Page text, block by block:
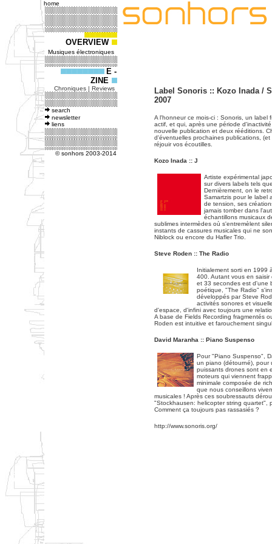
home
OVERVIEW
Musiques électroniques
E -
ZINE
Chroniques | Reviews
search
newsletter
liens
© sonhors 2003-2014
Label Sonoris :: Kozo Inada /
2007
A l'honneur ce mois-ci : Sonoris, un
actif, et qui, après une période
nouvelle publication et deux rééditions.
d'éventuelles prochaines publications,
réjouir vos écoutilles.
Kozo Inada :: J
Artiste expérimental
sur divers labels tels
Dernièrement, on le
Samartzis pour le label
de tension, ses
jamais tomber dans
échantillons musicaux
sublimes intermèdes où s'entremèlent
instants de cassures musicales qui ne
Niblock ou encore du Hafler Trio.
Steve Roden :: The Radio
Initialement sorti en 1999
400. Autant vous en
et 33 secondes est d'une
poétique, "The Radio"
développés par Steve
activités sonores et
d'espace, d'infini avec toujours une
A base de Fields Recording fragmentés
Roden est intuitive et farouchement
David Maranha :: Piano Suspenso
Pour "Piano Suspenso",
un piano (détourné), pour
puissants drones sont en
moteurs qui viennent
minimale composée de
que nous conseillons
musicales ! Après ces soubressauts
"Stockhausen: helicopter string quartet",
Comment ça toujours pas rassasiés ?
http://www.sonoris.org/